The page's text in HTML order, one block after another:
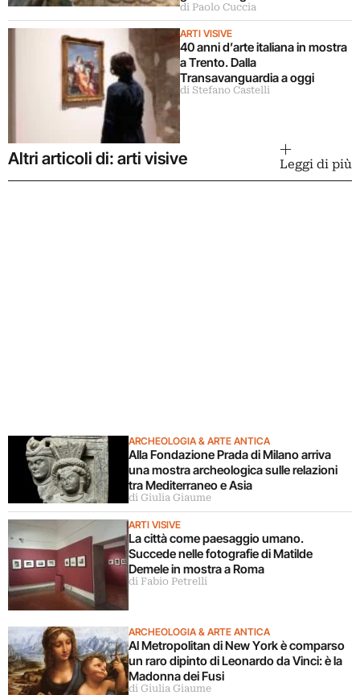
di Paolo Cuccia
ARTI VISIVE
40 anni d’arte italiana in mostra
a Trento. Dalla
Transavanguardia a oggi
di Stefano Castelli
Altri articoli di: arti visive Leggi di più
ARCHEOLOGIA & ARTE ANTICA
Alla Fondazione Prada di Milano arriva
una mostra archeologica sulle relazioni
tra Mediterraneo e Asia
di Giulia Giaume
ARTI VISIVE
La città come paesaggio umano.
Succede nelle fotografie di Matilde
Demele in mostra a Roma
di Fabio Petrelli
ARCHEOLOGIA & ARTE ANTICA
Al Metropolitan di New York è comparso
un raro dipinto di Leonardo da Vinci: è la
Madonna dei Fusi
di Giulia Giaume